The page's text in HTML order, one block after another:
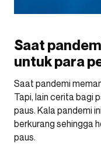
Saat
untuk para
Saat pandemi
Tapi, lain cerita bagi
paus. Kala pandemi
berkurang sehingga
paus.